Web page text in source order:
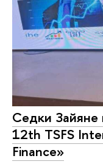
Седки Зайяне
12th TSFS
Finance»